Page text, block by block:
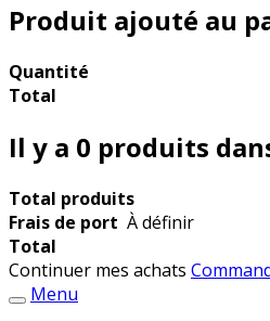
Produit ajouté au
Quantité
Total
Il y a 0 produits
Total produits
Frais de port À définir
Total
Continuer mes achats
Menu